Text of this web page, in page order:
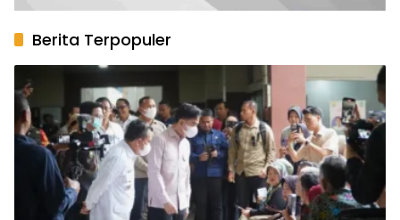
Berita Terpopuler